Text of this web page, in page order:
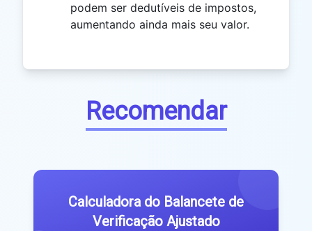
podem ser dedutíveis de impostos,
aumentando ainda mais seu valor.
Recomendar
Calculadora do Balancete de
Verificação Ajustado